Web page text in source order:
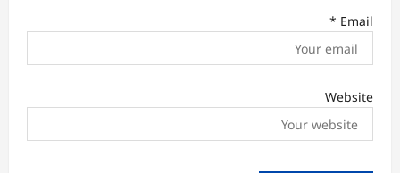
Email
*
Website